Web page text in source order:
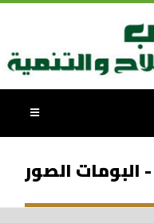
البومات الصور